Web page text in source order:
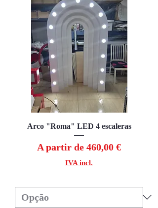
Arco "Roma" LED 4 escaleras
A partir de 460,00 €
Preço promocional
IVA incl.